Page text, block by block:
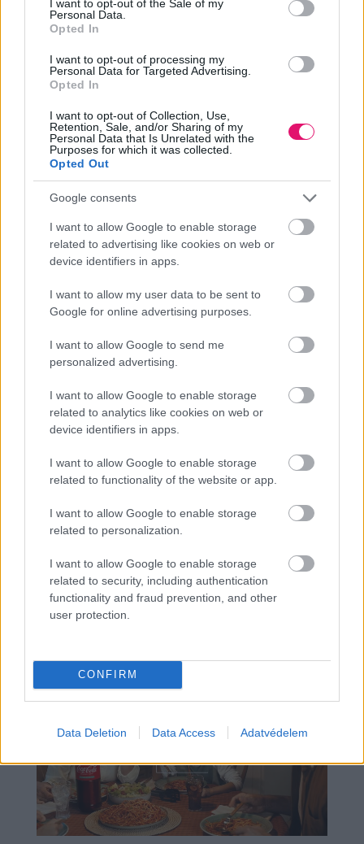
I want to opt-out of the Sale of my
Personal Data.
Opted In
I want to opt-out of processing my
Personal Data for Targeted Advertising.
Opted In
I want to opt-out of Collection, Use,
Retention, Sale, and/or Sharing of my
Personal Data that Is Unrelated with the
Purposes for which it was collected.
Opted Out
Google consents
I want to allow Google to enable storage
related to advertising like cookies on web or
device identifiers in apps.
I want to allow my user data to be sent to
Google for online advertising purposes.
I want to allow Google to send me
personalized advertising.
I want to allow Google to enable storage
related to analytics like cookies on web or
device identifiers in apps.
I want to allow Google to enable storage
related to functionality of the website or app.
I want to allow Google to enable storage
related to personalization.
I want to allow Google to enable storage
related to security, including authentication
functionality and fraud prevention, and other
user protection.
CONFIRM
Data Deletion Data Access Adatvédelem
Mennyibe kerül egy háromszemélyes
IKEA-kanapé ugrálásonként?
termékek árait azokra a pillanatokra, amiknek teret
adnak.
BRAND| 2026. AUGUSZTUS 06.